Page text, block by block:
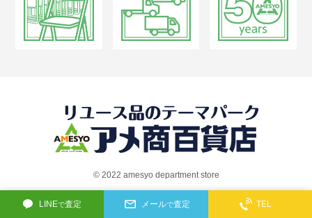
LINEで査定 メールで査定 TEL
©︎ 2022 amesyo department store